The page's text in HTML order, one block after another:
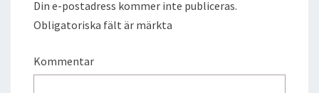
Din e-postadress kommer inte publiceras.
Obligatoriska fält är märkta
Kommentar